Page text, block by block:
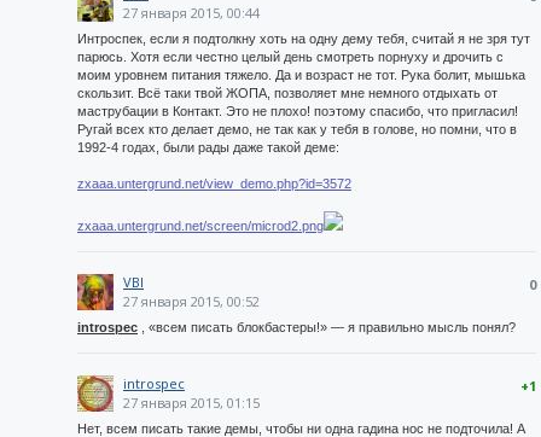
27 января 2015, 00:44
Интроспек, если я подтолкну хоть на одну дему тебя, считай я не зря тут
парюсь. Хотя если честно целый день смотреть порнуху и дрочить с
моим уровнем питания тяжело. Да и возраст не тот. Рука болит, мышька
скользит. Всё таки твой ЖОПА, позволяет мне немного отдыхать от
маструбации в Контакт. Это не плохо! поэтому спасибо, что пригласил!
Ругай всех кто делает демо, не так как у тебя в голове, но помни, что в
1992-4 годах, были рады даже такой деме:
zxaaa.untergrund.net/view_demo.php?id=3572
zxaaa.untergrund.net/screen/microd2.png
0
VBI
27 января 2015, 00:52
introspec , «всем писать блокбастеры!» — я правильно мысль понял?
+1
introspec
27 января 2015, 01:15
Нет, всем писать такие демы, чтобы ни одна гадина нос не подточила! А